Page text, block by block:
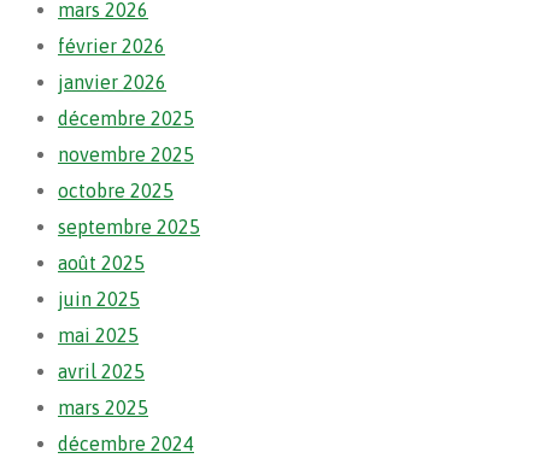
mars 2026
février 2026
janvier 2026
décembre 2025
novembre 2025
octobre 2025
septembre 2025
août 2025
juin 2025
mai 2025
avril 2025
mars 2025
décembre 2024